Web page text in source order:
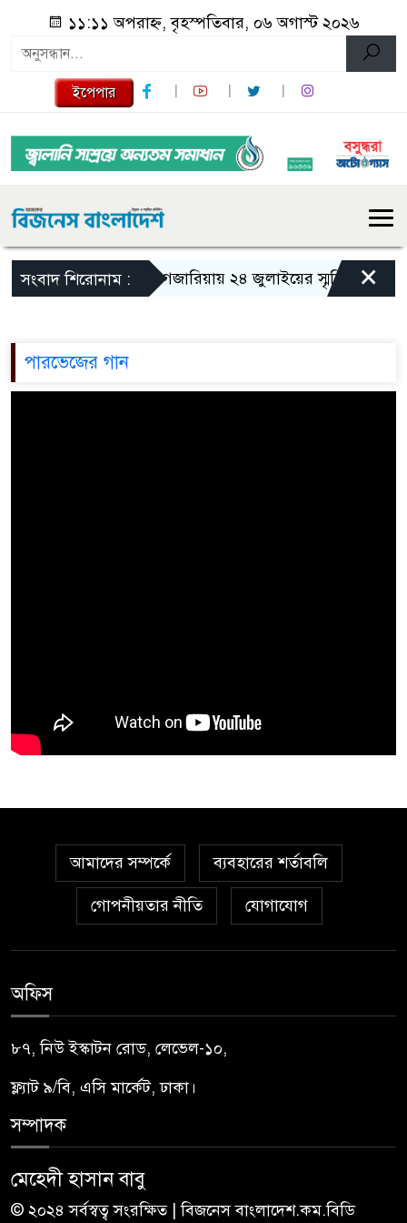
১১:১১ অপরাহ্ন, বৃহস্পতিবার, ০৬ অগাস্ট ২০২৬
ইপেপার
সংবাদ শিরোনাম : গজারিয়ায় ২৪ জুলাইয়ের স্মৃতিচারণ:
×
পারভেজের গান
আমাদের সম্পর্কে ব্যবহারের শর্তাবলি
গোপনীয়তার নীতি যোগাযোগ
অফিস
৮৭, নিউ ইস্কাটন রোড, লেভেল-১০,
ফ্ল্যাট ৯/বি, এসি মার্কেট, ঢাকা।
সম্পাদক
মেহেদী হাসান বাবু
© ২০২৪ সর্বস্বত্ব সংরক্ষিত | বিজনেস বাংলাদেশ.কম.বিডি